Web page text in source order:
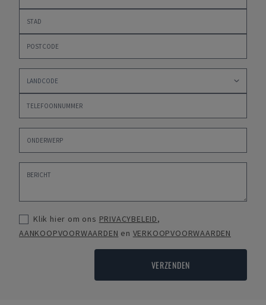
Klik hier om ons PRIVACYBELEID,
AANKOOPVOORWAARDEN en VERKOOPVOORWAARDEN
VERZENDEN